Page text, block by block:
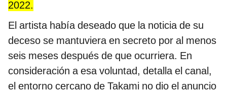
2022.
El artista había deseado que la noticia de su
deceso se mantuviera en secreto por al menos
seis meses después de que ocurriera. En
consideración a esa voluntad, detalla el canal,
el entorno cercano de Takami no dio el anuncio